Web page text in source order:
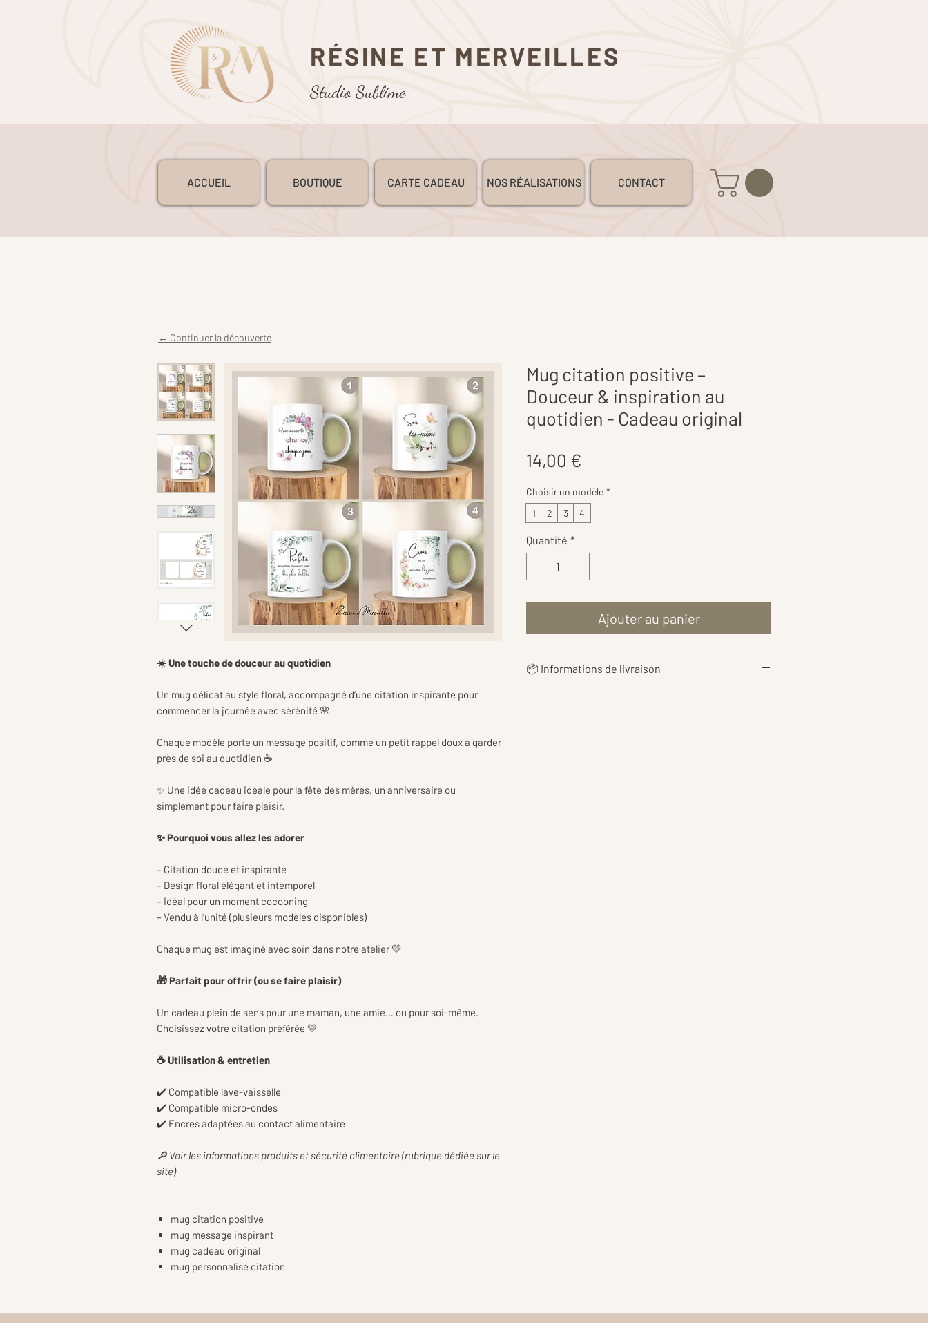
RÉSINE ET MERVEILLES
Studio Sublime
ACCUEIL BOUTIQUE CARTE CADEAU NOS RÉALISATIONS CONTACT
☀️ Une touche de douceur au quotidien
Un mug délicat au style floral, accompagné d’une citation inspirante pour
commencer la journée avec sérénité 🌸
Chaque modèle porte un message positif, comme un petit rappel doux à garder
près de soi au quotidien ☕
✨ Une idée cadeau idéale pour la fête des mères, un anniversaire ou
simplement pour faire plaisir.
✨ Pourquoi vous allez les adorer
– Citation douce et inspirante
– Design floral élégant et intemporel
– Idéal pour un moment cocooning
– Vendu à l’unité (plusieurs modèles disponibles)
Chaque mug est imaginé avec soin dans notre atelier 💛
🎁 Parfait pour offrir (ou se faire plaisir)
Un cadeau plein de sens pour une maman, une amie… ou pour soi-même.
Choisissez votre citation préférée 💛
☕ Utilisation & entretien
✔️ Compatible lave-vaisselle
✔️ Compatible micro-ondes
✔️ Encres adaptées au contact alimentaire
🔎 Voir les informations produits et sécurité alimentaire (rubrique dédiée sur le
site)
mug citation positive
mug message inspirant
mug cadeau original
mug personnalisé citation
Mug citation positive –
Douceur & inspiration au
quotidien - Cadeau original
14,00 €
Choisir un modèle *
1
2 3 4
Quantité *
Ajouter au panier
📦 Informations de livraison
← Continuer la découverte